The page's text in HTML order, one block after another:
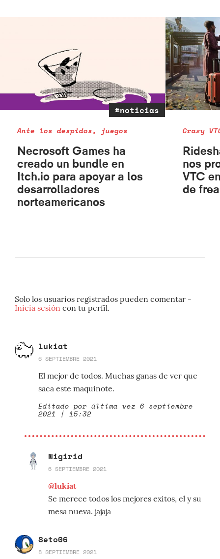
#noticias
Ante los despidos, juegos
Necrosoft Games ha
creado un bundle en
Itch.io para apoyar a los
desarrolladores
norteamericanos
Crazy
nos
VTC
de
Solo los usuarios registrados pueden comentar -
Inicia sesión con tu perfil.
lukiat
6 SEPTIEMBRE 2021
El mejor de todos. Muchas ganas de ver que
saca este maquinote.
Editado por última vez 6 septiembre
2021 | 15:32
Nigirid
6 SEPTIEMBRE 2021
@lukiat
Se merece todos los mejores exitos, el y su
mesa nueva. jajaja
Seto06
8 SEPTIEMBRE 2021